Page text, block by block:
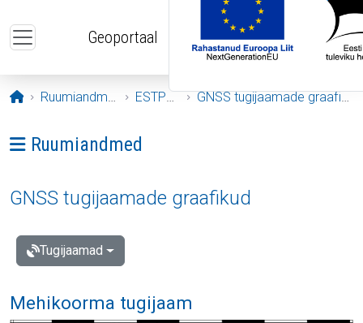
Geoportaal
Avaleht
Ruumiandmed ESTPOS GNSS tugijaamade graafikud
Ava menüü: Ruumiandmed
Ruumiandmed
GNSS tugijaamade graafikud
Tugijaamad
Mehikoorma tugijaam